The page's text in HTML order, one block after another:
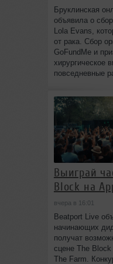
Бруклинская
объявила о
Lola Evans,
от рака. Сбор
GoFundMe и
хирургическое
повседневные
Выиграй
Block на
вчера в 16:01
Beatport Live
начинающих
получат
сцене The
The Farm.